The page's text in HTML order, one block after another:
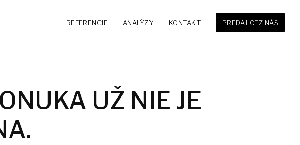
REFERENCIE ANALÝZY KONTAKT PREDAJ CEZ NÁS
UŽ NIE JE